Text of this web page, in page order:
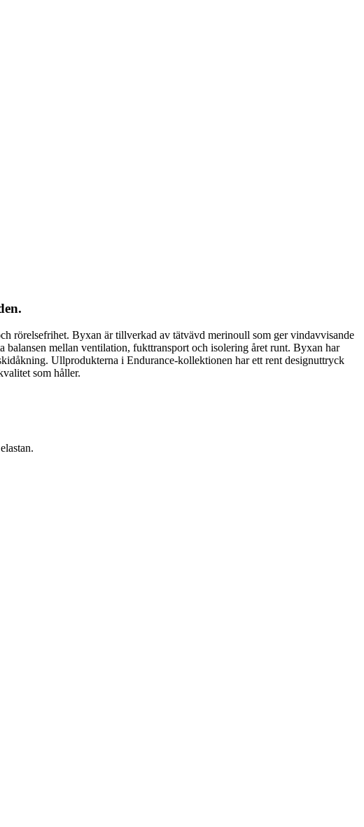
rörelsefrihet. Byxan är tillverkad av tätvävd merinoull som ger vindavvisande
balansen mellan ventilation, fukttransport och isolering året runt. Byxan har
Ullprodukterna i Endurance-kollektionen har ett rent designuttryck
som håller.